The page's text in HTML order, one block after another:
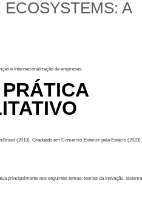
A
e Internacionalização de empresas.
(2013). Graduado em Comercio Exterior pela Estácio (2023).
principalmente nos seguintes temas: teorias da inovação, sistema